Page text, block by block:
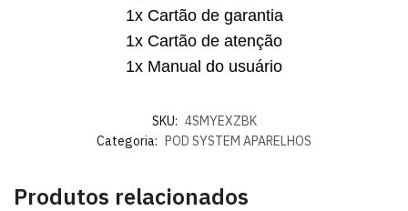
1x Cartão de garantia
1x Cartão de atenção
1x Manual do usuário
SKU: 4SMYEXZBK
Categoria: POD SYSTEM APARELHOS
Produtos relacionados